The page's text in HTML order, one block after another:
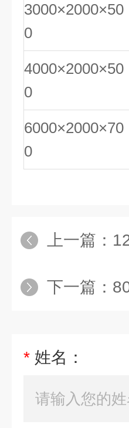
3000×2000×50
0
4000×2000×50
0
6000×2000×70
0
上一篇：
下一篇：
* 姓名：